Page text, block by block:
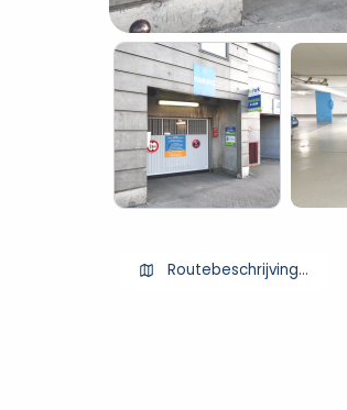
Routebeschrijving